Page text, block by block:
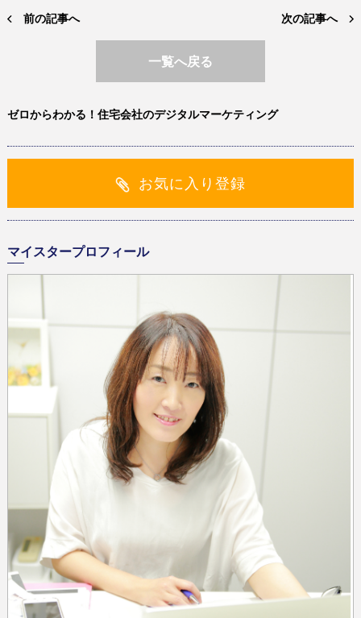
前の記事へ 次の記事へ
一覧へ戻る
ゼロからわかる！住宅会社のデジタルマーケティング
お気に入り登録
マイスタープロフィール